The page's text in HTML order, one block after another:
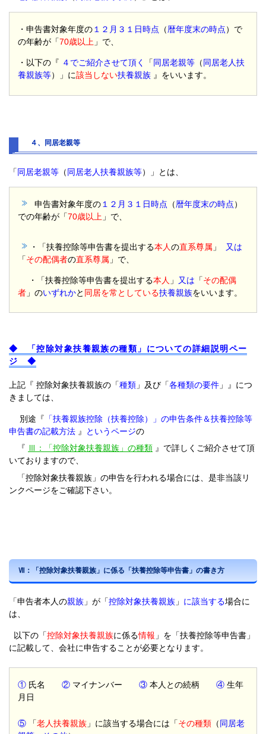
・申告書対象年度の１２月３１日時点 （暦年度末の時点）で
の年齢が「70歳以上 」で、
・以下の『 ４でご紹介させて頂く 「同居老親等 （同居老人扶
養親族等）」に該当しない扶養親族 』をいいます。
４、同居老親等
「同居老親等 （同居老人扶養親族等）」とは、
申告書対象年度の１２月３１日時点 （暦年度末の時点）
での年齢が「70歳以上 」で、
・「扶養控除等申告書を提出する本人の直系尊属 」
又は
「その配偶者の直系尊属 」で、
・「扶養控除等申告書を提出する本人 」 又は 「その配偶
者 」のいずれかと 同居を常としている扶養親族をいいます。
◆ 「控除対象扶養親族の種類」についての詳細説明ペー
ジ ◆
上記『 控除対象扶養親族の「種類 」及び「各種類の要件 」』につ
きましては、
別途『 「扶養親族控除（扶養控除）」の申告条件＆扶養控除等
申告書の記載方法 』 というページの
『 Ⅲ：「控除対象扶養親族」の種類 』で詳しくご紹介させて頂
いておりますので、
「控除対象扶養親族」の申告を行われる場合には、是非当該リ
ンクページをご確認下さい。
Ⅶ：「控除対象扶養親族」に係る「扶養控除等申告書」の書き方
「申告者本人の親族 」が「控除対象扶養親族 」 に該当する場合に
は、
以下の「控除対象扶養親族に係る情報 」を「扶養控除等申告書」
に記載して、会社に申告することが必要となります。
① 氏名② マイナンバー③ 本人との続柄④ 生年
月日
⑤ 「老人扶養親族 」に該当する場合には「その種類 （同居老